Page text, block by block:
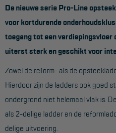
Werkbordes
Magazijntrap
Trailertrap
Trap accessoires
Trap onderdelen
Schraag
De nieuwe serie Pro-Line
voor kortdurende
toegang tot een
uiterst sterk en geschikt voor
Zowel de reform- als de
Hierdoor zijn de ladders ook goed
ondergrond niet helemaal vlak is.
als 2-delige ladder en de
delige uitvoering.